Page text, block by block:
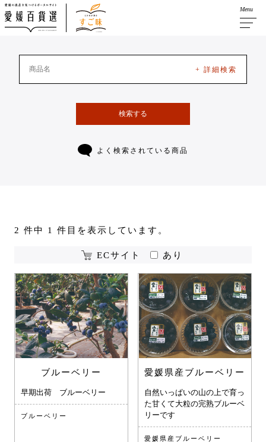
Menu
+ 詳細検索
検索する
よく検索されている商品
2 件中 1 件目を表示しています。
ECサイト あり
ブルーベリー
早期出荷 ブルーベリー
ブルーベリー
愛媛県産ブルーベリー
自然いっぱいの山の上で育っ
た甘くて大粒の完熟ブルーベ
リーです
愛媛県産ブルーベリー